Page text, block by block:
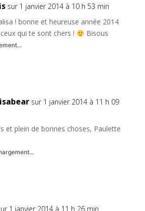
sur 1 janvier 2014 à 10 h 53 min
! bonne et heureuse année 2014
qui te sont chers !
Bisous
sur 1 janvier 2014 à 11 h 09
et plein de bonnes choses, Paulette
1 janvier 2014 à 11 h 26 min